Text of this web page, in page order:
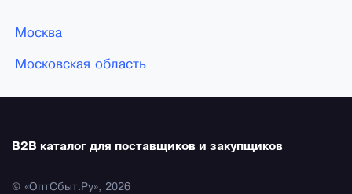
Москва
Московская область
B2B каталог для поставщиков и закупщиков
© «ОптСбыт.Ру», 2026